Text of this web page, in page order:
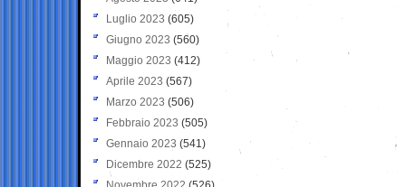
Luglio 2023 (605)
Giugno 2023 (560)
Maggio 2023 (412)
Aprile 2023 (567)
Marzo 2023 (506)
Febbraio 2023 (505)
Gennaio 2023 (541)
Dicembre 2022 (525)